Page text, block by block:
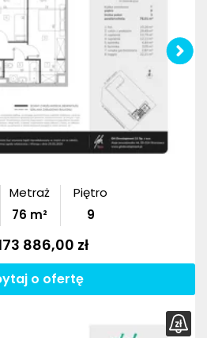
Metraż
76 m²
Piętro
9
886,00 zł
o ofertę